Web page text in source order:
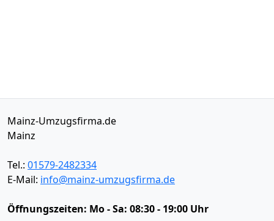
Mainz-Umzugsfirma.de
Mainz
Tel.: 01579-2482334
E-Mail: info@mainz-umzugsfirma.de
Öffnungszeiten: Mo - Sa: 08:30 - 19:00 Uhr